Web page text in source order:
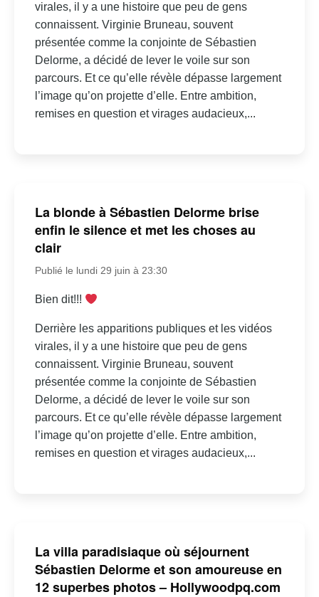
virales, il y a une histoire que peu de gens
connaissent. Virginie Bruneau, souvent
présentée comme la conjointe de Sébastien
Delorme, a décidé de lever le voile sur son
parcours. Et ce qu’elle révèle dépasse largement
l’image qu’on projette d’elle. Entre ambition,
remises en question et virages audacieux,...
La blonde à Sébastien Delorme brise
enfin le silence et met les choses au
clair
Publié le lundi 29 juin à 23:30
Bien dit!!!
Derrière les apparitions publiques et les vidéos
virales, il y a une histoire que peu de gens
connaissent. Virginie Bruneau, souvent
présentée comme la conjointe de Sébastien
Delorme, a décidé de lever le voile sur son
parcours. Et ce qu’elle révèle dépasse largement
l’image qu’on projette d’elle. Entre ambition,
remises en question et virages audacieux,...
La villa paradisiaque où séjournent
Sébastien Delorme et son amoureuse en
12 superbes photos – Hollywoodpq.com